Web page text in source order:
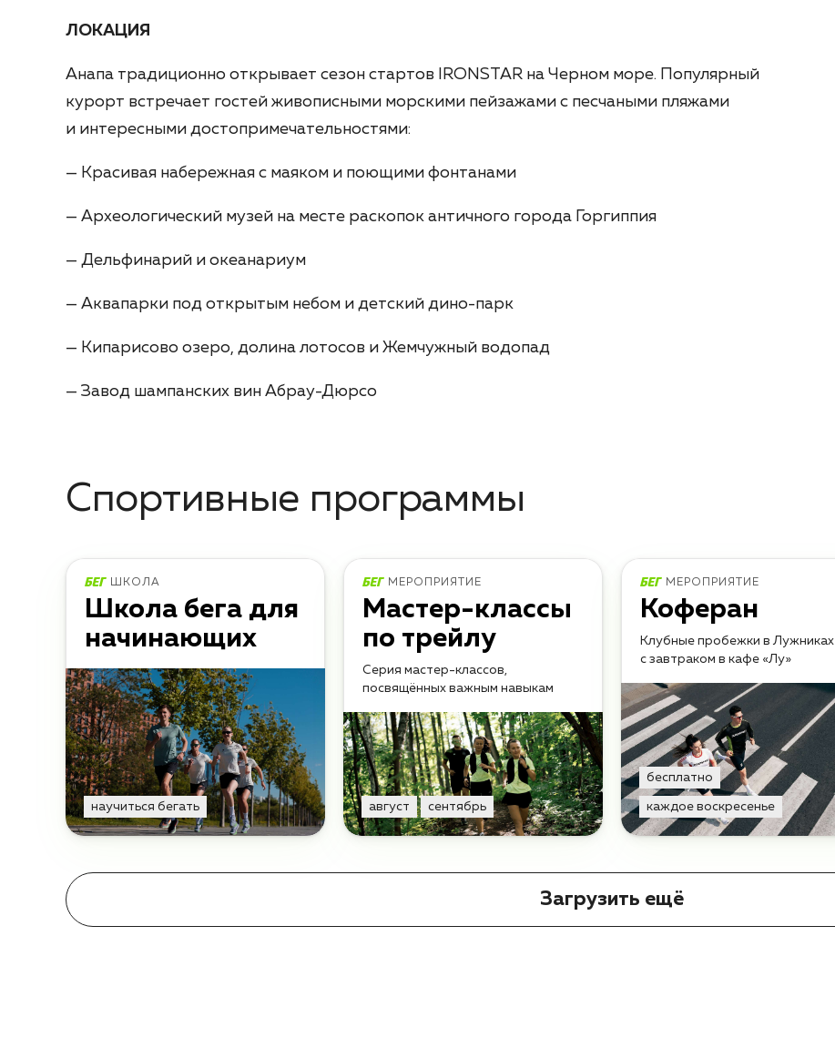
ЛОКАЦИЯ
Анапа традиционно открывает сезон стартов IRONSTAR на Черном море. Популярный
курорт встречает гостей живописными морскими пейзажами с песчаными пляжами
и интересными достопримечательностями:
— Красивая набережная с маяком и поющими фонтанами
— Археологический музей на месте раскопок античного города Горгиппия
— Дельфинарий и океанариум
— Аквапарки под открытым небом и детский дино-парк
— Кипарисово озеро, долина лотосов и Жемчужный водопад
— Завод шампанских вин Абрау-Дюрсо
Спортивные программы
ШКОЛА
Школа бега для
начинающих
научиться бегать
МЕРОПРИЯТИЕ
Мастер-классы
по трейлу
Серия мастер-классов,
посвящённых важным навыкам
август сентябрь
МЕРОПРИЯТИЕ
Коферан
Клубные пробежки в Лужниках
с завтраком в кафе «Лу»
бесплатно
каждое воскресенье
Загрузить ещё